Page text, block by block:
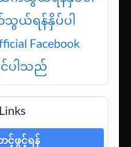
သွယ်ရန်နှိပ်ပါ
Facebook
ပါသည်
င့်ဖွင့်ရန်